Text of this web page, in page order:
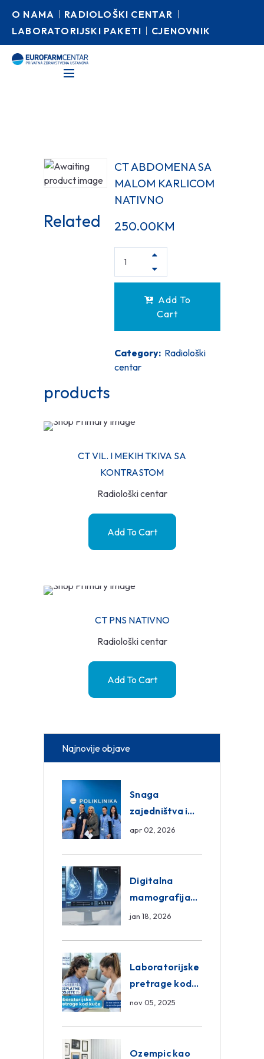
O NAMA
RADIOLOŠKI CENTAR
LABORATORIJSKI PAKETI
CJENOVNIK
CT ABDOMENA SA
MALOM KARLICOM
NATIVNO
250.00KM
Add To
Cart
Category: Radiološki
centar
Related
products
CT VIL. I MEKIH TKIVA SA
KONTRASTOM
Radiološki centar
Add To Cart
CT PNS NATIVNO
Radiološki centar
Add To Cart
Najnovije objave
Snaga
zajedništva i
razmjena
Group
apr 02, 2026
Digitalna
mamografija
Sarajevo –
Centar
Poliklinika
jan 18, 2026
Laboratorijske
pretrage kod
kuće – novo u
Poliklinici
nov 05, 2025
Ozempic kao